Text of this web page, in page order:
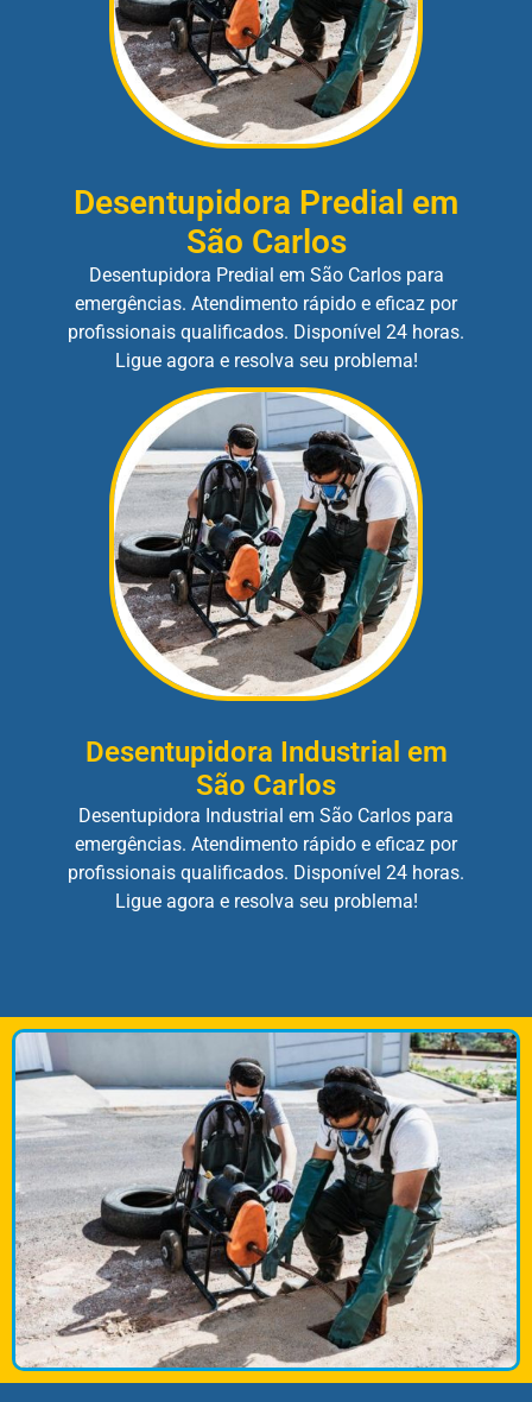
Desentupidora Predial em
São Carlos
Desentupidora Predial em São Carlos para
emergências. Atendimento rápido e eficaz por
profissionais qualificados. Disponível 24 horas.
Ligue agora e resolva seu problema!
Desentupidora Industrial em
São Carlos
Desentupidora Industrial em São Carlos para
emergências. Atendimento rápido e eficaz por
profissionais qualificados. Disponível 24 horas.
Ligue agora e resolva seu problema!